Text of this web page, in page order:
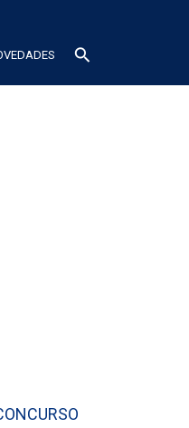
search